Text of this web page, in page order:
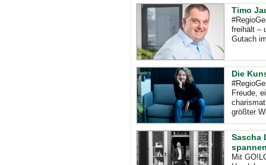
Timo
freihält –
Gutach
Die
Freude,
größter
Sascha
Mit